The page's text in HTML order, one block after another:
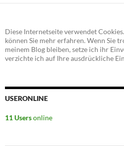
Diese Internetseite verwendet
können Sie mehr erfahren. Wenn Sie
meinem Blog bleiben, setze ich ihr
verzichte ich auf Ihre ausdrückliche
USERONLINE
11 Usersonline